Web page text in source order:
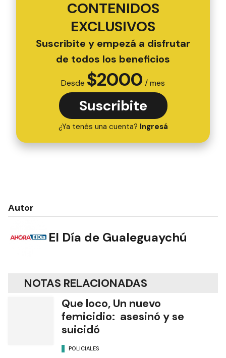
CONTENIDOS
EXCLUSIVOS
Suscribite y empezá a disfrutar
de todos los beneficios
Desde $2000 / mes
Suscribite
¿Ya tenés una cuenta? Ingresá
Autor
El Día de Gualeguaychú
NOTAS RELACIONADAS
Que loco, Un nuevo
femicidio: asesinó y se
suicidó
POLICIALES